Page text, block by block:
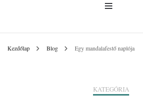
Kezdőlap Blog Egy mandalafestő naplója
KATEGÓRIA